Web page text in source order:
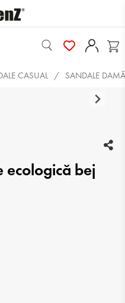
CASUAL SANDALE
ecologică bej